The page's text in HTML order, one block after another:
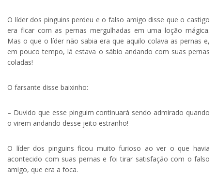
O líder dos pinguins perdeu e o falso amigo disse que o castigo
era ficar com as pernas mergulhadas em uma loção mágica.
Mas o que o líder não sabia era que aquilo colava as pernas e,
em pouco tempo, lá estava o sábio andando com suas pernas
coladas!
O farsante disse baixinho:
– Duvido que esse pinguim continuará sendo admirado quando
o virem andando desse jeito estranho!
O líder dos pinguins ficou muito furioso ao ver o que havia
acontecido com suas pernas e foi tirar satisfação com o falso
amigo, que era a foca.